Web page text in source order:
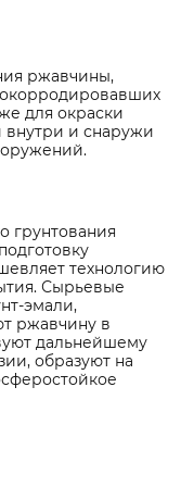
ржавчины,
для окраски
внутри и снаружи
грунтования
технологию
Сырьевые
эмали,
ржавчину в
дальнейшему
образуют на